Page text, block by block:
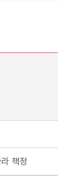
책정